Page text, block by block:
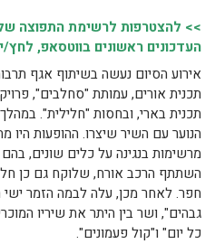
>> להצטרפות לרשימת התפוצה
העדכונים ראשונים בווטסאפ, לחץ/
אירוע הסיום נעשה בשיתוף אגף
תכנית אורים, עמותת "סחלבים",
תכנית בארי, ובחסות "חלילית".
הנוער עם השיר שיצרו. ההופעות היו
מרשימות בנגינה על כלים שונים,
השתתף הרכב אורח, שלוקח גם כן
חפר. לאחר מכן, עלה לבמה הזמר
גבהים", ושר בין היתר את שיריו
כל יום" ו"קול פעמונים".